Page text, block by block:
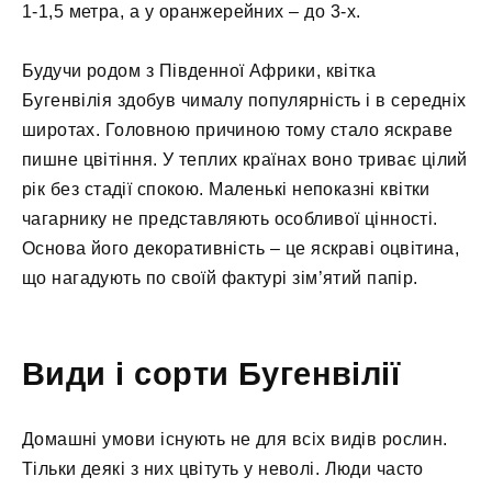
1-1,5 метра, а у оранжерейних – до 3-х.
Будучи родом з Південної Африки, квітка
Бугенвілія здобув чималу популярність і в середніх
широтах. Головною причиною тому стало яскраве
пишне цвітіння. У теплих країнах воно триває цілий
рік без стадії спокою. Маленькі непоказні квітки
чагарнику не представляють особливої цінності.
Основа його декоративність – це яскраві оцвітина,
що нагадують по своїй фактурі зім’ятий папір.
Види і сорти Бугенвілії
Домашні умови існують не для всіх видів рослин.
Тільки деякі з них цвітуть у неволі. Люди часто